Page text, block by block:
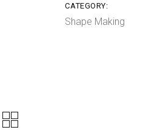
CATEGORY:
Shape Making